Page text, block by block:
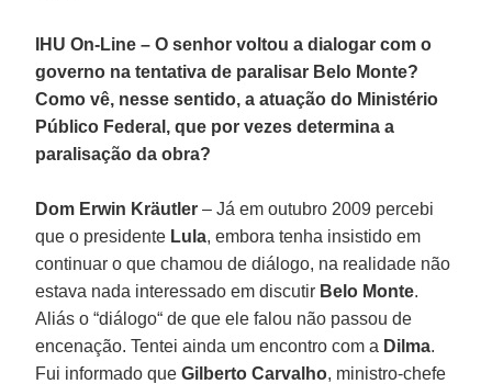
IHU On-Line – O senhor voltou a dialogar com o
governo na tentativa de paralisar Belo Monte?
Como vê, nesse sentido, a atuação do Ministério
Público Federal, que por vezes determina a
paralisação da obra?
Dom Erwin Kräutler– Já em outubro 2009 percebi
que o presidente Lula, embora tenha insistido em
continuar o que chamou de diálogo, na realidade não
estava nada interessado em discutir Belo Monte.
Aliás o “diálogo“ de que ele falou não passou de
encenação. Tentei ainda um encontro com a Dilma.
Fui informado queGilberto Carvalho, ministro-chefe